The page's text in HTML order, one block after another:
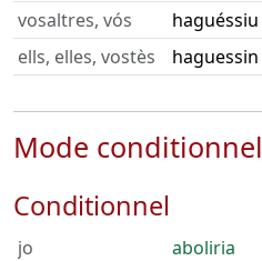
vosaltres, vós
haguéssiu
ells, elles, vostès
haguessin
Mode conditionnel
Conditionnel
jo
aboliria